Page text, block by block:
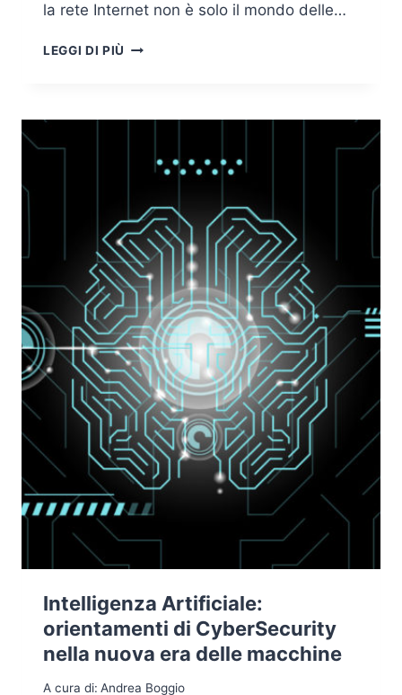
la rete Internet non è solo il mondo delle…
LEGGI DI PIÙ INTERNET
E
NELLA
SICUREZZA
RETE
(SECONDA
PARTE)
Intelligenza Artificiale:
orientamenti di CyberSecurity
nella nuova era delle macchine
A cura di: Andrea Boggio